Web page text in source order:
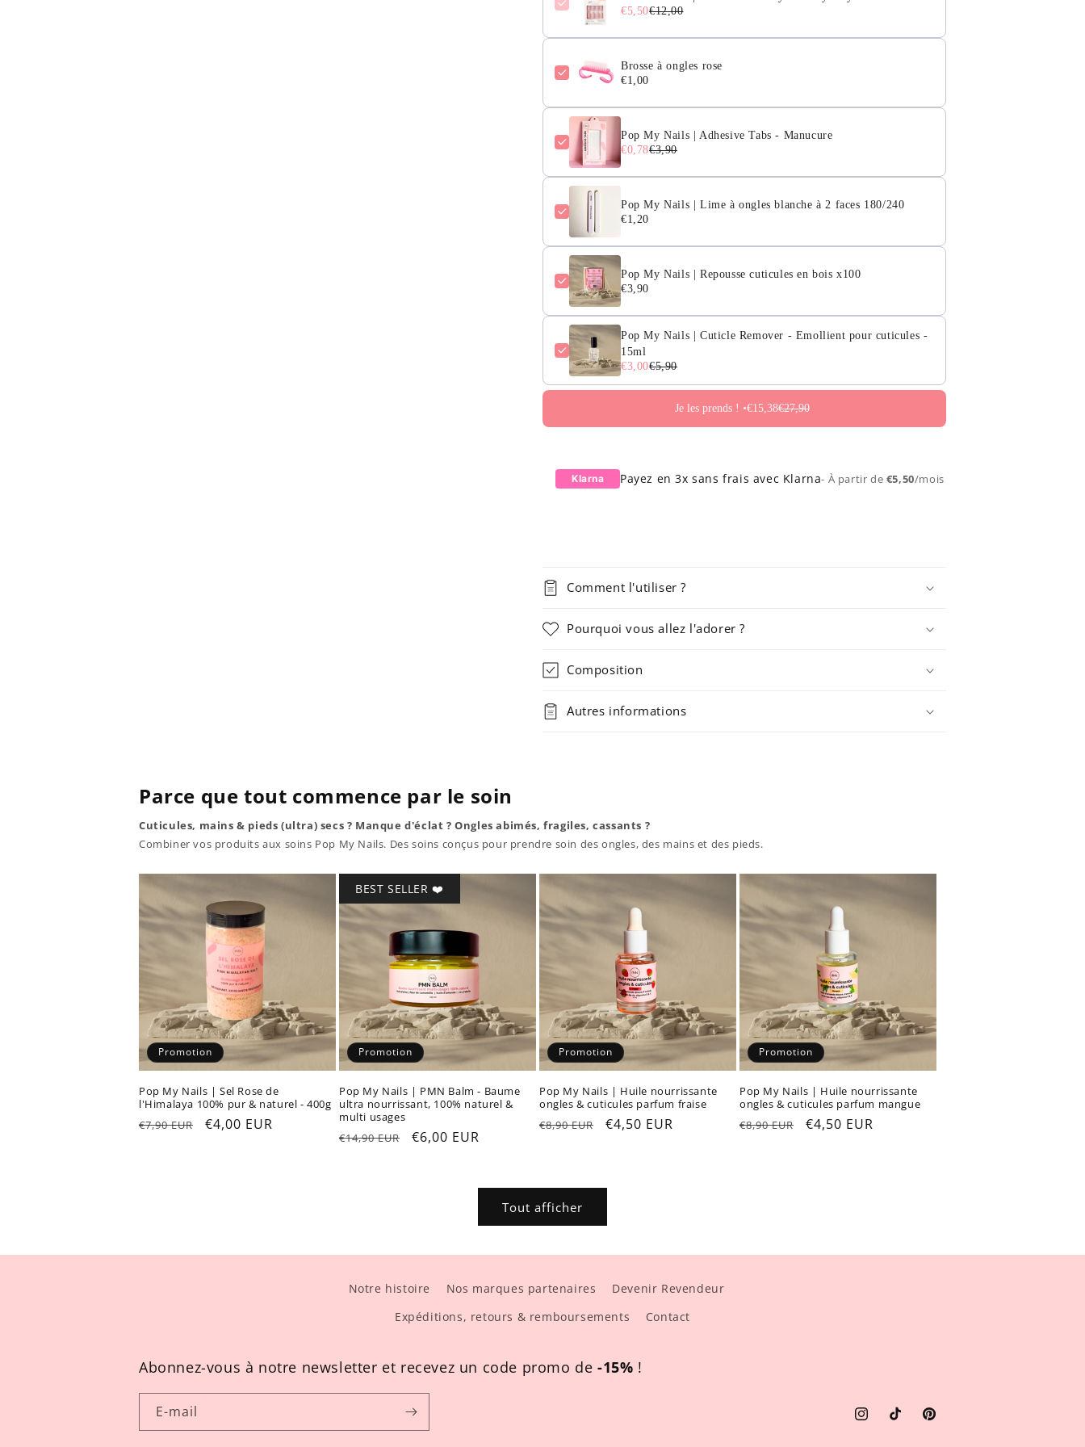
€5,50€12,00
Brosse à ongles rose
€1,00
Pop My Nails | Adhesive Tabs - Manucure
€0,78€3,90
Pop My Nails | Lime à ongles blanche à 2 faces 180/240
€1,20
Pop My Nails | Repousse cuticules en bois x100
€3,90
Pop My Nails | Cuticle Remover - Emollient pour cuticules -
15ml
€3,00€5,90
Je les prends ! •€15,38€27,90
Klarna Payez en 3x sans frais avec Klarna- À partir de €5,50/mois
Comment l'utiliser ?
Pourquoi vous allez l'adorer ?
Composition
Autres informations
Parce que tout commence par le soin
Cuticules, mains & pieds (ultra) secs ? Manque d'éclat ? Ongles abimés, fragiles, cassants ?
Combiner vos produits aux soins Pop My Nails. Des soins conçus pour prendre soin des ongles, des mains et des pieds.
Promotion
Pop My Nails | Sel Rose de
l'Himalaya 100% pur & naturel - 400g
Prix
€7,90 EUR
Prix
€4,00 EUR
BEST SELLER ❤️
Promotion
Pop My Nails | PMN Balm - Baume
ultra nourrissant, 100% naturel &
multi usages
Prix
€14,90 EUR
Prix
€6,00 EUR
Promotion
Pop My Nails | Huile nourrissante
ongles & cuticules parfum fraise
Prix
€8,90 EUR
Prix
€4,50 EUR
Promotion
Pop My Nails | Huile nourrissante
ongles & cuticules parfum mangue
Prix
€8,90 EUR
Prix
€4,50 EUR
Tout afficher
Notre histoire Nos marques partenaires
Devenir Revendeur
Expéditions, retours & remboursements
Contact
Abonnez-vous à notre newsletter et recevez un code promo de -15% !
E-mail
InstagramTikTok Pinterest